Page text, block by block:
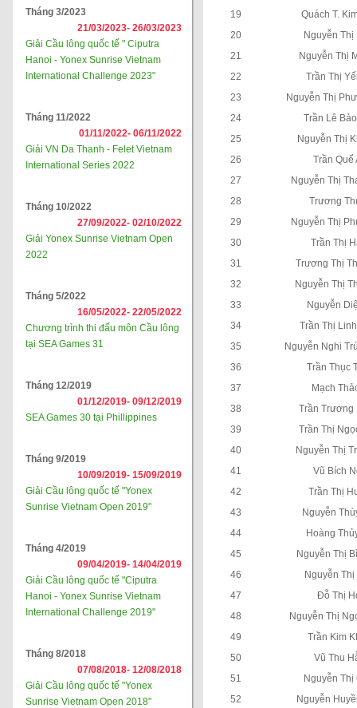
Tháng 3/2023
21/03/2023- 26/03/2023
Giải Cầu lông quốc tế " Ciputra
Hanoi - Yonex Sunrise Vietnam
International Challenge 2023"
Tháng 11/2022
01/11/2022- 06/11/2022
Giải VN Da Thanh - Felet Vietnam
International Series 2022
Tháng 10/2022
27/09/2022- 02/10/2022
Giải Yonex Sunrise Vietnam Open
2022
Tháng 5/2022
16/05/2022- 22/05/2022
Chương trình thi đấu môn Cầu lông
tại SEA Games 31
Tháng 12/2019
01/12/2019- 09/12/2019
SEA Games 30 tại Phillippines
Tháng 9/2019
10/09/2019- 15/09/2019
Giải Cầu lông quốc tế "Yonex
Sunrise Vietnam Open 2019"
Tháng 4/2019
09/04/2019- 14/04/2019
Giải Cầu lông quốc tế "Ciputra
Hanoi - Yonex Sunrise Vietnam
International Challenge 2019"
Tháng 8/2018
07/08/2018- 12/08/2018
Giải Cầu lông quốc tế "Yonex
Sunrise Vietnam Open 2018"
19
Quách T.
20
Nguyễn
21
Nguyễn Thị
22
Trần Thị
23
Nguyễn Thị
24
Trần Lê
25
Nguyễn Thị
26
Trần Quế
27
Nguyễn Thị
28
Trương
29
Nguyễn Thị
30
Trần Thị
31
Trương Thị
32
Nguyễn Thị
33
Nguyễn
34
Trần Thị
35
Nguyễn Nghi
36
Trần Thục
37
Mạch
38
Trần Trương
39
Trần Thị
40
Nguyễn Thị
41
Vũ Bích
42
Trần Thị
43
Nguyễn
44
Hoàng
45
Nguyễn Thị
46
Nguyễn Thị
47
Đỗ Thị
48
Nguyễn Thị
49
Trần Kim
50
Vũ Thu
51
Nguyễn Thị
52
Nguyễn